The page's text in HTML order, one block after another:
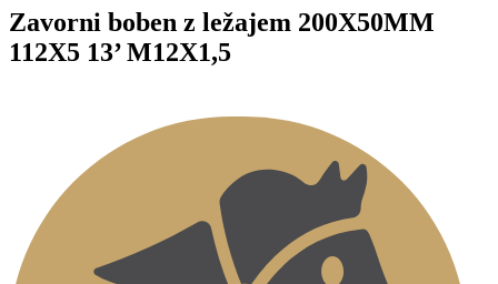
Zavorni boben z ležajem 200X50MM
112X5 13’ M12X1,5